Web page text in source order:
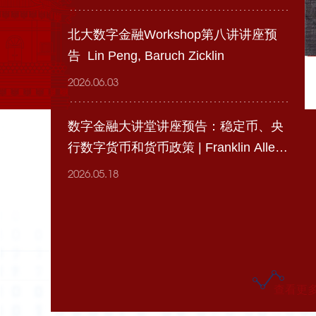
北大数字金融Workshop第八讲讲座预
告 Lin Peng, Baruch Zicklin
2026.06.03
数字金融大讲堂讲座预告：稳定币、央
行数字货币和货币政策 | Franklin Allen,
Imperial Business School
2026.05.18
查看更